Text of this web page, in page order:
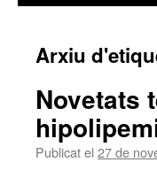
Arxiu
Novetats
Publicat el 27 de